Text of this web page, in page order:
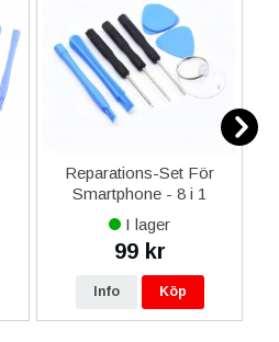
Reparations-Set För
Smartphone - 8 i 1
I lager
99 kr
Info Köp